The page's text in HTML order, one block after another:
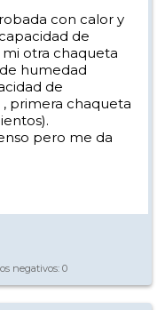
con calor y
de
otra chaqueta
humedad
de
primera chaqueta
pero me da
negativos: 0